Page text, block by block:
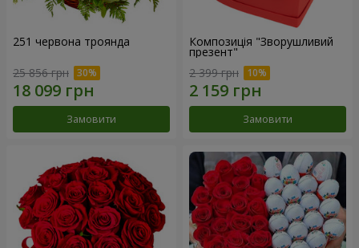
251 червона троянда
25 856 грн
Замовити
Композиція "Зворушливий
презент"
2 399 грн
Замовити